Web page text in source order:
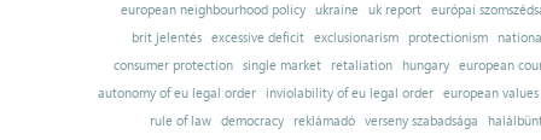
european neighbourhood policy
ukraine uk report
európai
brit jelentés excessive deficit exclusionarism protectionism
consumer protection
single market retaliation hungary
european
autonomy of eu legal order
inviolability of eu legal order
european values
rule of law
democracy reklámadó verseny szabadsága